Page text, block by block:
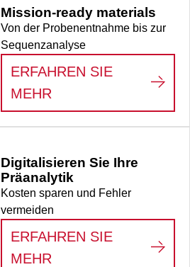
Mission-ready materials
Von der Probenentnahme bis zur
Sequenzanalyse
ERFAHREN SIE
MEHR
MISSION-READY
Digitalisieren Sie Ihre
Präanalytik
Kosten sparen und Fehler
vermeiden
ERFAHREN SIE
MEHR
DIGITALISIEREN